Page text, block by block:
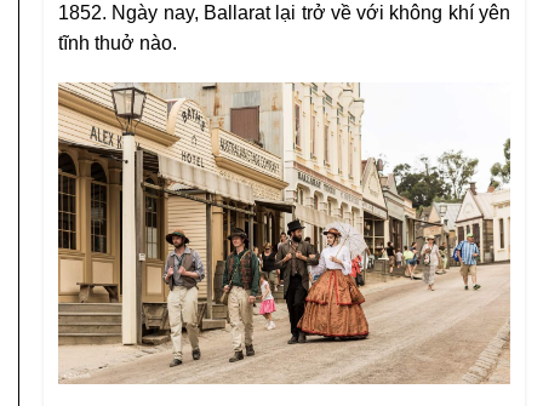
1852. Ngày nay, Ballarat lại trở về với không khí yên
tĩnh thuở nào.